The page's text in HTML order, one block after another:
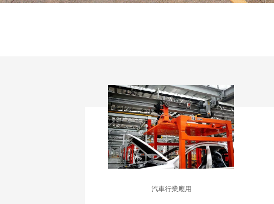
汽車行業應用